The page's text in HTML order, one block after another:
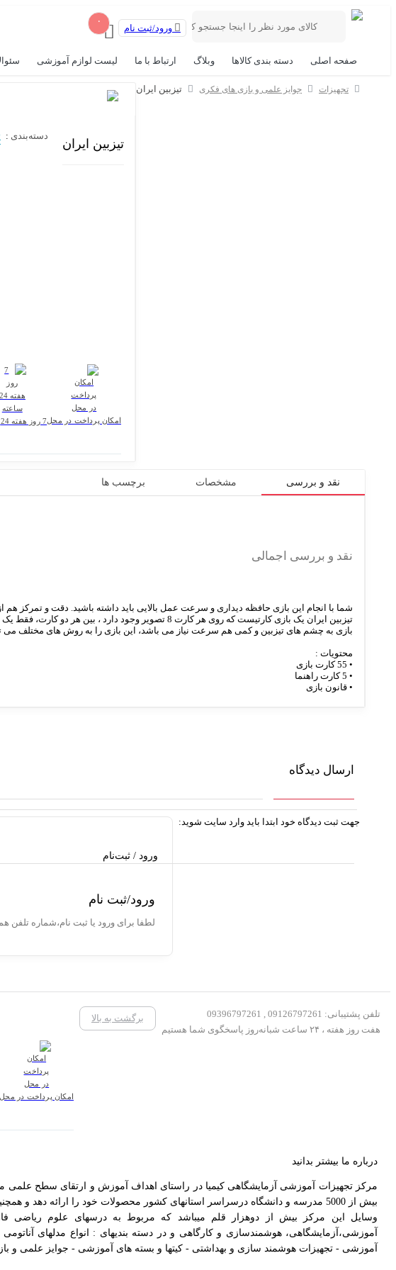
۰
ورود/ثبت نام
صفحه اصلی دسته بندی کالاها وبلاگ ارتباط با ما لیست لوازم آموزشی
تجهیزات جوایز علمی و بازی های فکری تیزبین ایران
تیزبین ایران
دسته‌بندی :
امکان پرداخت در محل7 روز هفته 24 ساعته
نقد و بررسی مشخصات برچسب ها
نقد و بررسی اجمالی
شما با انجام این بازی حافظه دیداری و سرعت عمل بالایی باید داشته باشید. دقت و تمرکز
تیزبین ایران یک بازی کارتیست که روی هر کارت 8
بازی به چشم های تیزبین و کمی هم سرعت نیاز می باشد، این بازی را به روش های مختلف می
محتويات :
• 55 کارت بازی
• 5 کارت راهنما
• قانون بازی
ارسال دیدگاه
جهت ثبت دیدگاه خود ابتدا باید وارد سایت شوید:
ورود / ثبت‌نام
ورود/ثبت نام
لطفا برای ورود یا ثبت نام،شماره تلفن
تلفن پشتیبانی: 09126797261 , 09396797261
هفت روز هفته ، ۲۴ ساعت شبانه‌روز پاسخگوی شما هستیم
برگشت به بالا
امکان پرداخت در محل
درباره ما بیشتر بدانید
بیش از 5000 مدرسه و دانشگاه درسراسر استانهای کشور محصولات خود را ارائه دهد و همچنین بیش از ۱۰۰۰۰ دانش آموز و دانشجو و خانواده نیز از وسایل این مرکز بهره مند شدند.
وسایل این مرکز بیش از دوهزار قلم میباشد که مربوط به درسهای علوم
آموزشی،آزمایشگاهی، هوشمندسازی و کارگاهی و در دسته بندیهای : انواع مدلهای
آموزشی - تجهیزات هوشمند سازی و بهداشتی - کیتها و بسته های آموزشی - جوایز علمی و